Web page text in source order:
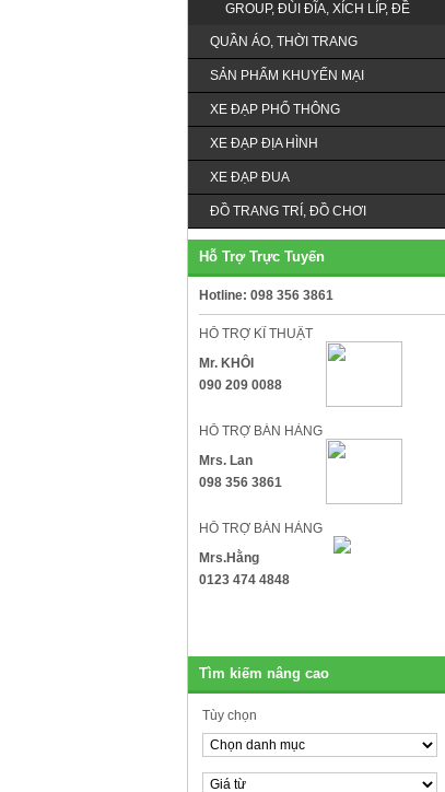
GROUP, ĐÙI ĐĨA, XÍCH LÍP, ĐỀ
QUẦN ÁO, THỜI TRANG
SẢN PHẨM KHUYẾN MẠI
XE ĐẠP PHỔ THÔNG
XE ĐẠP ĐỊA HÌNH
XE ĐẠP ĐUA
ĐỒ TRANG TRÍ, ĐỒ CHƠI
Hỗ Trợ Trực Tuyến
Hotline: 098 356 3861
HỖ TRỢ KĨ THUẬT
Mr. KHÔI
090 209 0088
HỖ TRỢ BÁN HÀNG
Mrs. Lan
098 356 3861
HỖ TRỢ BÁN HÀNG
Mrs.Hằng
0123 474 4848
Tìm kiếm nâng cao
Tùy chọn